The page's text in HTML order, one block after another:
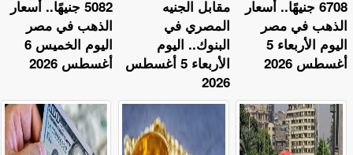
5082 جنيهًا.. أسعار
الذهب في مصر
اليوم الخميس 6
أغسطس 2026
مقابل الجنيه
المصري في
البنوك.. اليوم
الأربعاء 5 أغسطس
2026
6708 جنيهًا.. أسعار
الذهب في مصر
اليوم الأربعاء 5
أغسطس 2026